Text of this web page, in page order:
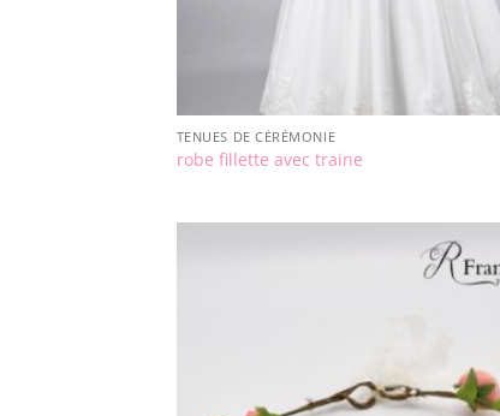
TENUES DE CÉRÉMONIE
robe fillette avec traine